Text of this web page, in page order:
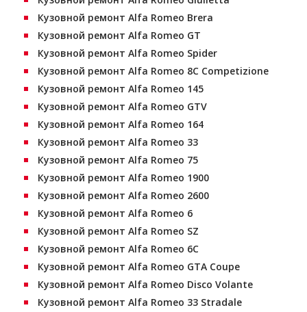
Кузовной ремонт Alfa Romeo Brera
Кузовной ремонт Alfa Romeo GT
Кузовной ремонт Alfa Romeo Spider
Кузовной ремонт Alfa Romeo 8C Competizione
Кузовной ремонт Alfa Romeo 145
Кузовной ремонт Alfa Romeo GTV
Кузовной ремонт Alfa Romeo 164
Кузовной ремонт Alfa Romeo 33
Кузовной ремонт Alfa Romeo 75
Кузовной ремонт Alfa Romeo 1900
Кузовной ремонт Alfa Romeo 2600
Кузовной ремонт Alfa Romeo 6
Кузовной ремонт Alfa Romeo SZ
Кузовной ремонт Alfa Romeo 6C
Кузовной ремонт Alfa Romeo GTA Coupe
Кузовной ремонт Alfa Romeo Disco Volante
Кузовной ремонт Alfa Romeo 33 Stradale